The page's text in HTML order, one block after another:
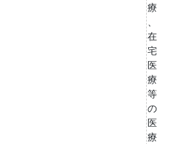
療
、
在
宅
医
療
等
の
医
療